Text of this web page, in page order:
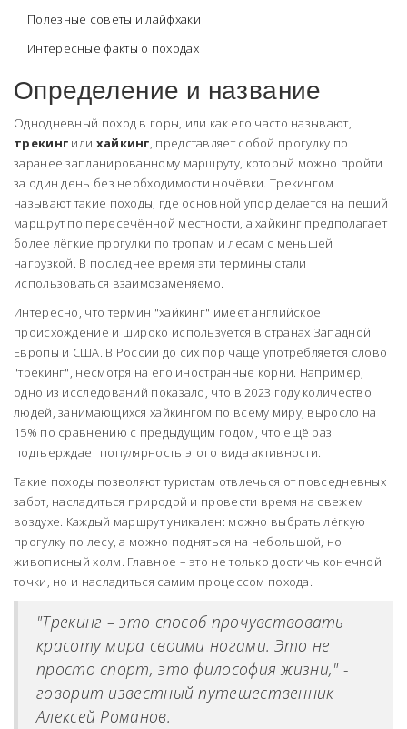
Полезные советы и лайфхаки
Интересные факты о походах
Определение и название
Однодневный поход в горы, или как его часто называют,
трекинг или хайкинг, представляет собой прогулку по
заранее запланированному маршруту, который можно пройти
за один день без необходимости ночёвки. Трекингом
называют такие походы, где основной упор делается на пеший
маршрут по пересечённой местности, а хайкинг предполагает
более лёгкие прогулки по тропам и лесам с меньшей
нагрузкой. В последнее время эти термины стали
использоваться взаимозаменяемо.
Интересно, что термин "хайкинг" имеет английское
происхождение и широко используется в странах Западной
Европы и США. В России до сих пор чаще употребляется слово
"трекинг", несмотря на его иностранные корни. Например,
одно из исследований показало, что в 2023 году количество
людей, занимающихся хайкингом по всему миру, выросло на
15% по сравнению с предыдущим годом, что ещё раз
подтверждает популярность этого вида активности.
Такие походы позволяют туристам отвлечься от повседневных
забот, насладиться природой и провести время на свежем
воздухе. Каждый маршрут уникален: можно выбрать лёгкую
прогулку по лесу, а можно подняться на небольшой, но
живописный холм. Главное – это не только достичь конечной
точки, но и насладиться самим процессом похода.
"Трекинг – это способ прочувствовать
красоту мира своими ногами. Это не
просто спорт, это философия жизни," -
говорит известный путешественник
Алексей Романов.